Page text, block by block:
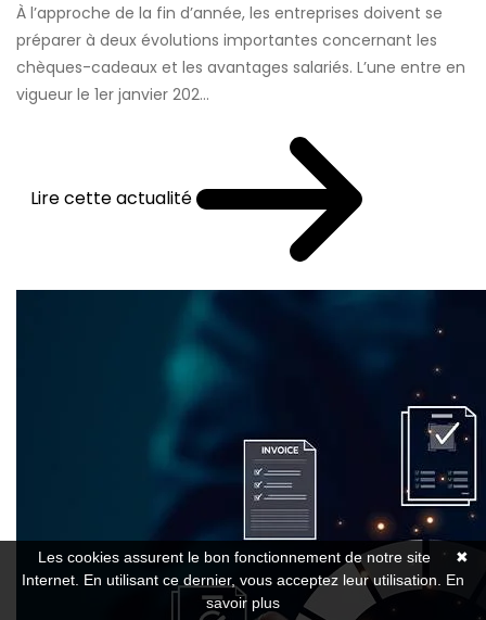
À l’approche de la fin d’année, les entreprises doivent se
préparer à deux évolutions importantes concernant les
chèques-cadeaux et les avantages salariés. L’une entre en
vigueur le 1er janvier 202...
Lire cette actualité
✖
Les cookies assurent le bon fonctionnement de notre site
Internet. En utilisant ce dernier, vous acceptez leur utilisation. En
savoir plus